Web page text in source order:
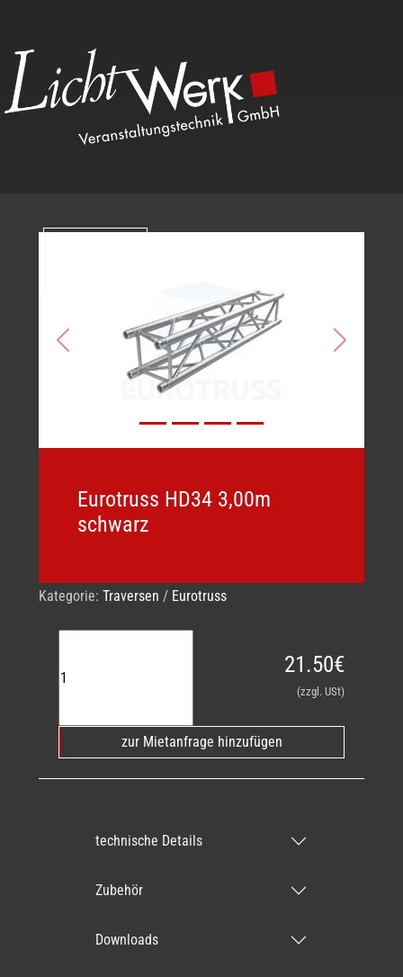
Previous Next
Eurotruss HD34 3,00m
schwarz
Kategorie:Traversen / Eurotruss
21.50€
(zzgl. USt)
zur Mietanfrage hinzufügen
technische Details
Zubehör
Downloads